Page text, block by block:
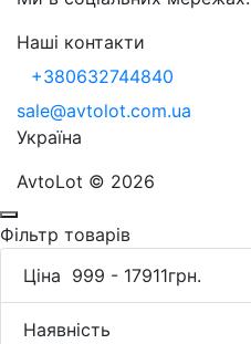
Наші контакти
+380632744840
sale@avtolot.com.ua
Українa
AvtoLot © 2026
Фільтр товарів
Ціна 999 - 17911грн.
Наявність